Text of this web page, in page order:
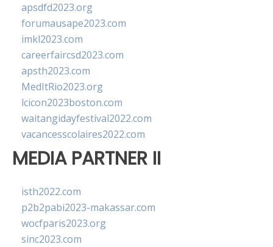
apsdfd2023.org
forumausape2023.com
imkl2023.com
careerfaircsd2023.com
apsth2023.com
MedItRio2023.org
lcicon2023boston.com
waitangidayfestival2022.com
vacancesscolaires2022.com
MEDIA PARTNER II
isth2022.com
p2b2pabi2023-makassar.com
wocfparis2023.org
sinc2023.com